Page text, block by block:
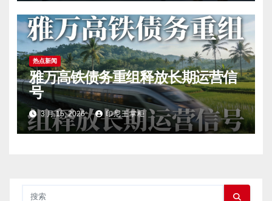
热点新闻
雅万高铁债务重组释放长期运营信
号
3 月 15, 2026 印尼王掌柜